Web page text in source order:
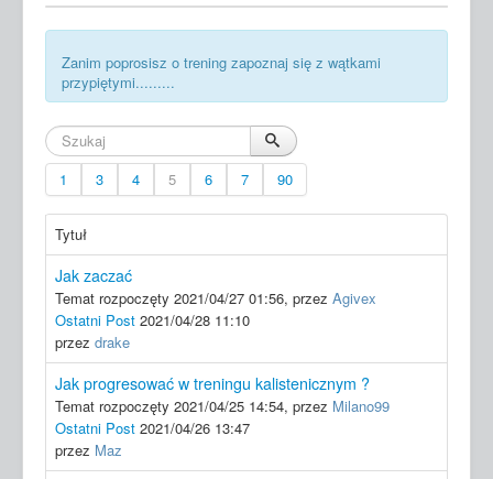
Zanim poprosisz o trening zapoznaj się z wątkami
przypiętymi.........
1 3 4 5 6 7 90
Tytuł
Jak zaczać
Temat rozpoczęty 2021/04/27 01:56, przez Agivex
Ostatni Post 2021/04/28 11:10
przez drake
Jak progresować w treningu kalistenicznym ?
Temat rozpoczęty 2021/04/25 14:54, przez Milano99
Ostatni Post 2021/04/26 13:47
przez Maz